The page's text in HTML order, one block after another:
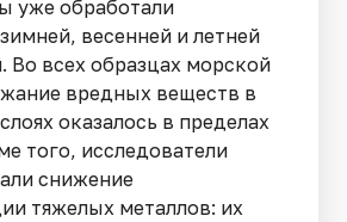
уже обработали
весенней и летней
Во всех образцах морской
вредных веществ в
оказалось в пределах
того, исследователи
снижение
тяжелых металлов: их